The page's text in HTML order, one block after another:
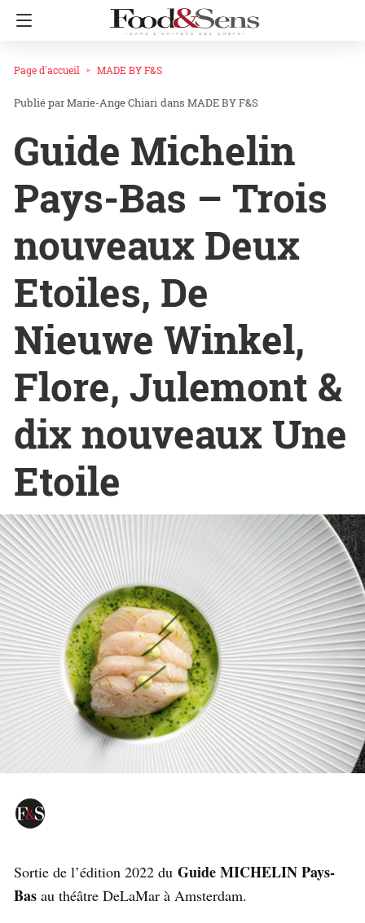
Page d'accueil MADE BY F&S
Marie-Ange Chiari dans MADE BY F&S
Guide Michelin
Pays-Bas – Trois
nouveaux Deux
Etoiles, De
Nieuwe Winkel,
Flore, Julemont &
dix nouveaux Une
Etoile
Sortie de l’édition 2022 du Guide MICHELIN Pays-
Bas au théâtre DeLaMar à Amsterdam.